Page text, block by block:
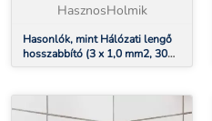
HasznosHolmik
Hasonlók, mint Hálózati lengő
hosszabbító (3 x 1,0 mm2, 30
méter)